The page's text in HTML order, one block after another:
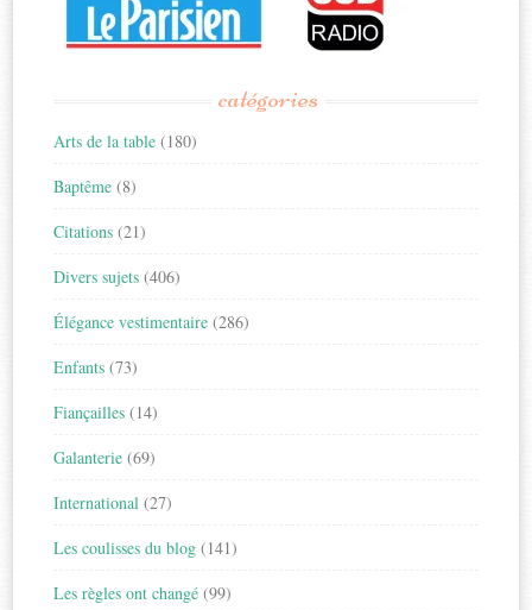
catégories
Arts de la table (180)
Baptême (8)
Citations (21)
Divers sujets (406)
Élégance vestimentaire (286)
Enfants (73)
Fiançailles (14)
Galanterie (69)
International (27)
Les coulisses du blog (141)
Les règles ont changé (99)